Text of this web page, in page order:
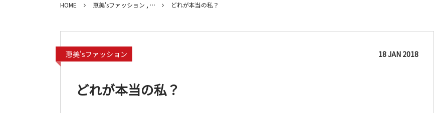
HOME 恵美'sファッション , … どれが本当の私？
恵美'sファッション 18JAN 2018
どれが本当の私？